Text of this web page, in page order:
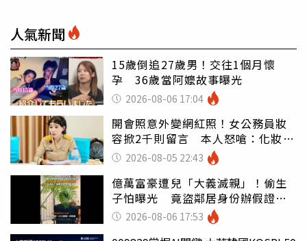
人氣新聞
15歲倒追27歲男！交往1個月懷
孕 36歲當阿嬤故事曝光
2026-08-06 17:04
開會照意外變網紅照！女公務員妝
容掀2千則留言 本人怒嗆：化妝有
錯嗎2026-08-05 22:43
億萬富豪遭兒「大義滅親」！偷生
子怕曝光 竟盜鄰居身份辦假證落
戶 2026-08-06 17:53